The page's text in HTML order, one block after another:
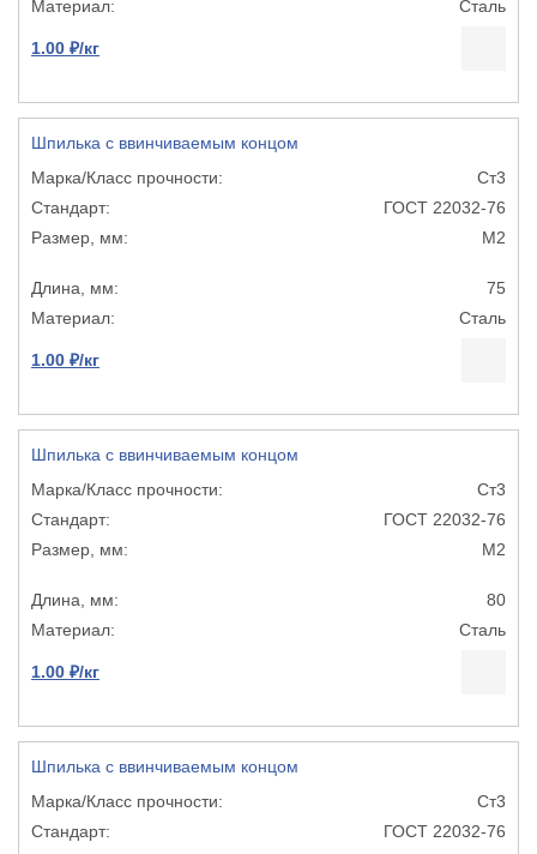
Сталь
1.00 ₽/кг
Шпилька с ввинчиваемым концом
Ст3
ГОСТ 22032-76
М2
75
Сталь
1.00 ₽/кг
Шпилька с ввинчиваемым концом
Ст3
ГОСТ 22032-76
М2
80
Сталь
1.00 ₽/кг
Шпилька с ввинчиваемым концом
Ст3
ГОСТ 22032-76